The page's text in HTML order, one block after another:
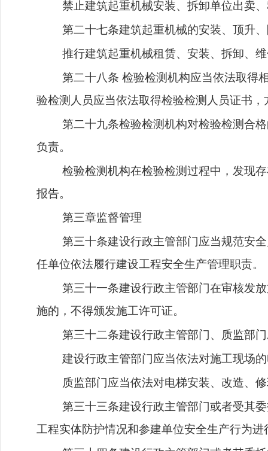
禁止建筑起重机械安装、拆卸单位出卖
第二十七条建筑起重机械的安装、顶升
推行建筑起重机械租赁、安装、拆卸、
第二十八条 检验检测机构应当依法取得
验检测人员应当依法取得检验检测人员证书
第二十九条检验检测机构对检验检测合
负责。
检验检测机构在检验检测过程中，发现
报告。
第三章监督管理
第三十条建设行政主管部门应当规范安
任单位依法履行建设工程安全生产管理职责。
第三十一条建设行政主管部门在审核发
施的，不得颁发施工许可证。
第三十二条建设行政主管部门、质监部
建设行政主管部门应当依法对施工现场
质监部门应当依法对电梯安装、改造、
第三十三条建设行政主管部门或者受其
工程实体防护情况和参建单位安全生产行为